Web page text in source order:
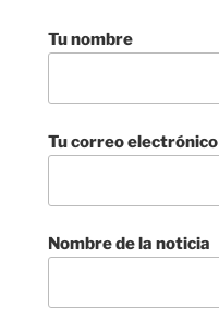
Tu nombre
Tu correo electrónico
Nombre de la noticia